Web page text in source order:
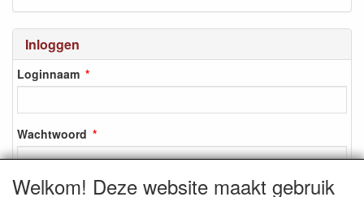
Inloggen
Loginnaam
Wachtwoord
Welkom! Deze website maakt gebruik